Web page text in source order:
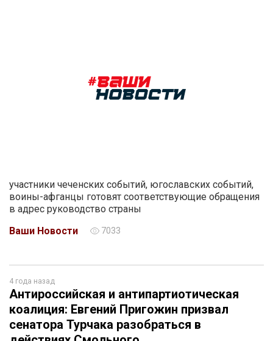
участники чеченских событий, югославских событий,
воины-афганцы готовят соответствующие обращения
в адрес руководство страны
Ваши Новости
7033
4 года назад
Антироссийская и антипартиотическая
коалиция: Евгений Пригожин призвал
сенатора Турчака разобраться в